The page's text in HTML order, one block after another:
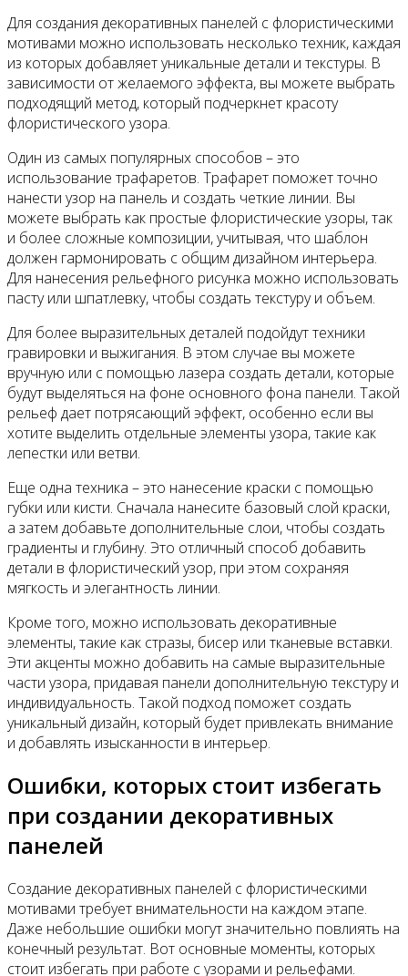
Для создания декоративных панелей с флористическими
мотивами можно использовать несколько техник, каждая
из которых добавляет уникальные детали и текстуры. В
зависимости от желаемого эффекта, вы можете выбрать
подходящий метод, который подчеркнет красоту
флористического узора.
Один из самых популярных способов – это
использование трафаретов. Трафарет поможет точно
нанести узор на панель и создать четкие линии. Вы
можете выбрать как простые флористические узоры, так
и более сложные композиции, учитывая, что шаблон
должен гармонировать с общим дизайном интерьера.
Для нанесения рельефного рисунка можно использовать
пасту или шпатлевку, чтобы создать текстуру и объем.
Для более выразительных деталей подойдут техники
гравировки и выжигания. В этом случае вы можете
вручную или с помощью лазера создать детали, которые
будут выделяться на фоне основного фона панели. Такой
рельеф дает потрясающий эффект, особенно если вы
хотите выделить отдельные элементы узора, такие как
лепестки или ветви.
Еще одна техника – это нанесение краски с помощью
губки или кисти. Сначала нанесите базовый слой краски,
а затем добавьте дополнительные слои, чтобы создать
градиенты и глубину. Это отличный способ добавить
детали в флористический узор, при этом сохраняя
мягкость и элегантность линии.
Кроме того, можно использовать декоративные
элементы, такие как стразы, бисер или тканевые вставки.
Эти акценты можно добавить на самые выразительные
части узора, придавая панели дополнительную текстуру и
индивидуальность. Такой подход поможет создать
уникальный дизайн, который будет привлекать внимание
и добавлять изысканности в интерьер.
Ошибки, которых стоит избегать
при создании декоративных
панелей
Создание декоративных панелей с флористическими
мотивами требует внимательности на каждом этапе.
Даже небольшие ошибки могут значительно повлиять на
конечный результат. Вот основные моменты, которых
стоит избегать при работе с узорами и рельефами.